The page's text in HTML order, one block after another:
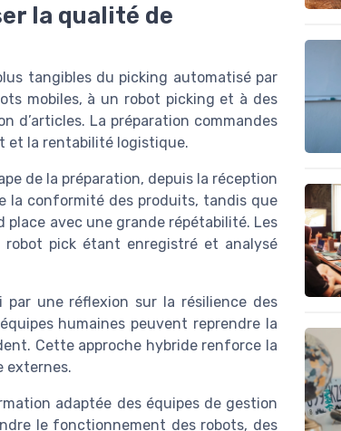
la qualité de
tangibles du picking automatisé par
mobiles, à un robot picking et à des
d’articles. La préparation commandes
et la rentabilité logistique.
de la préparation, depuis la réception
la conformité des produits, tandis que
avec une grande répétabilité. Les
robot pick étant enregistré et analysé
une réflexion sur la résilience des
humaines peuvent reprendre la
Cette approche hybride renforce la
externes.
adaptée des équipes de gestion
le fonctionnement des robots, des